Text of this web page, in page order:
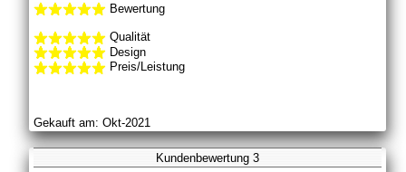
Bewertung
Qualität
Design
Preis/Leistung
Gekauft am: Okt-2021
Kundenbewertung 3